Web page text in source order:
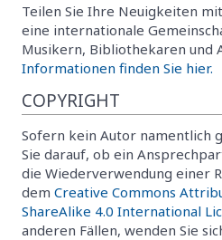
Teilen Sie Ihre Neuigkeiten
eine internationale
Musikern, Bibliothekaren und
Informationen finden Sie hier.
COPYRIGHT
Sofern kein Autor namentlich
Sie darauf, ob ein
die Wiederverwendung einer
dem Creative Commons
ShareAlike 4.0 International
anderen Fällen, wenden Sie